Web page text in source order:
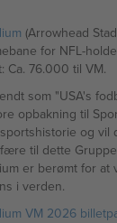
(Arrowhead
for NFL-
Ca. 76.000 til VM.
som "USA's
opbakning til
og vil
til dette
er berømt for
i verden.
VM 2026